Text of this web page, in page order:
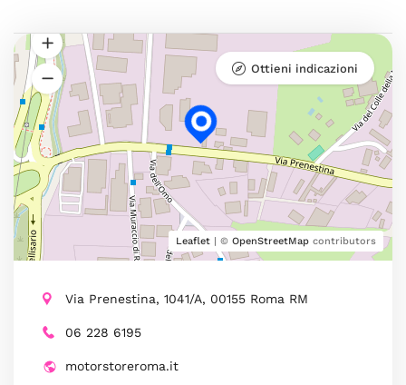
Leaflet | © OpenStreetMap contributors
Ottieni indicazioni
Via Prenestina, 1041/A, 00155 Roma RM
06 228 6195
motorstoreroma.it